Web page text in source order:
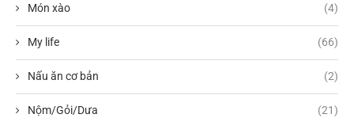
Món xào (4)
My life (66)
Nấu ăn cơ bản (2)
Nộm/Gỏi/Dưa (21)